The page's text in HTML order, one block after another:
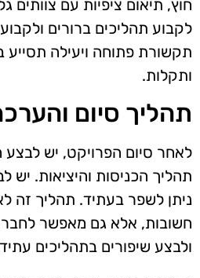
חוץ, תיאום ציפיות עם צוותים
לקבוע תהליכים ברורים
תקשורת פתוחה ויעילה תסייע
ותקלות.
תהליך סיום
לאחר סיום הפרויקט, יש
תהליך הכניסות והיציאות. יש
ניתן לשפר בעתיד. תהליך זה
חשובות, אלא גם מאפשר
ולבצע שיפורים בתהליכים